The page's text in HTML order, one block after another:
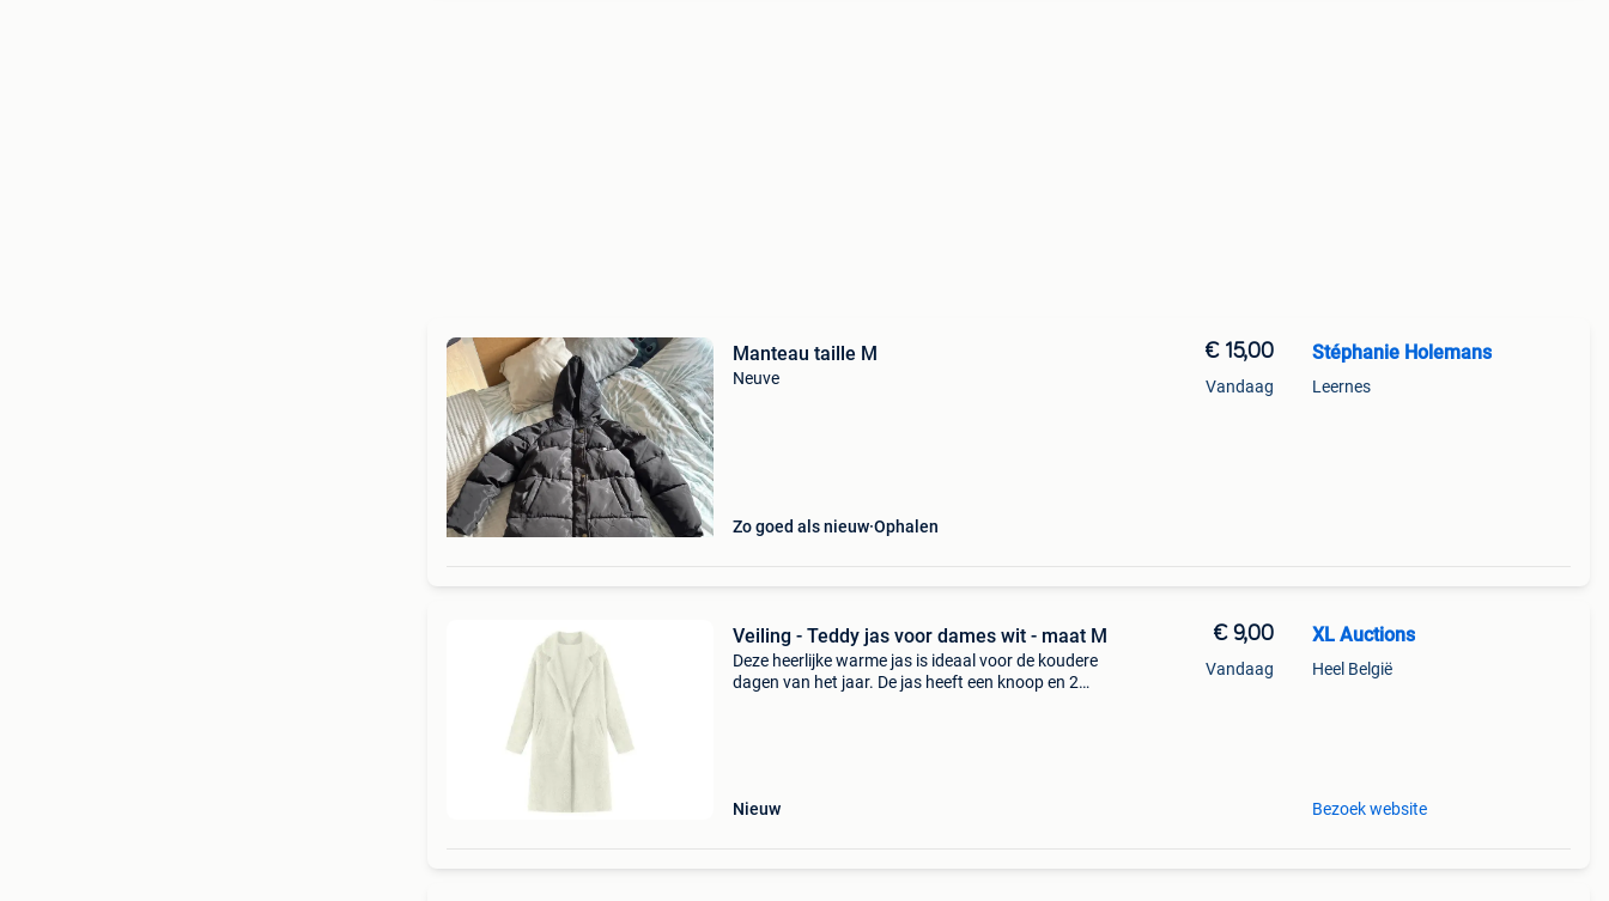
Manteau taille M
Neuve
Zo goed als nieuw Ophalen
€ 15,00
Vandaag
Stéphanie Holemans
Leernes
Veiling - Teddy jas voor dames wit - maat M
Deze heerlijke warme jas is ideaal voor de koudere
dagen van het jaar. De jas heeft een knoop en 2
Nieuw
€ 9,00
Vandaag
XL Auctions
Heel België
Bezoek website